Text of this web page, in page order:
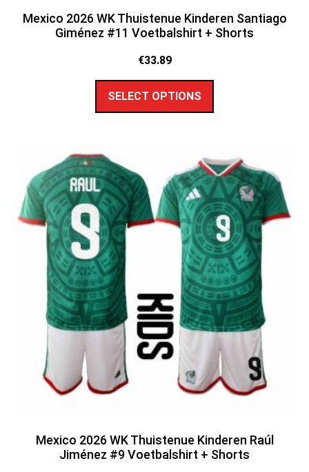
Mexico 2026 WK Thuistenue Kinderen Santiago
Giménez #11 Voetbalshirt + Shorts
€33.89
SELECT OPTIONS
Mexico 2026 WK Thuistenue Kinderen Raúl
Jiménez #9 Voetbalshirt + Shorts